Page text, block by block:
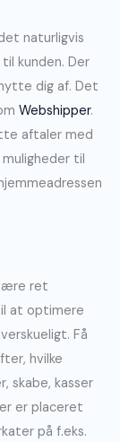
naturligvis
kunden. Der
dig af. Det
Webshipper.
aftaler med
til
ret
at optimere
Få
hvilke
skabe, kasser
er placeret
på f.eks.